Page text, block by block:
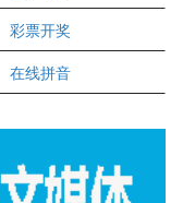
彩票开奖
在线拼音